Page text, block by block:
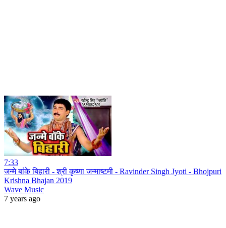
7:33
जन्मे बांके बिहारी - श्री कृष्णा जन्माष्टमी - Ravinder Singh Jyoti - Bhojpuri
Krishna Bhajan 2019
Wave Music
7 years ago